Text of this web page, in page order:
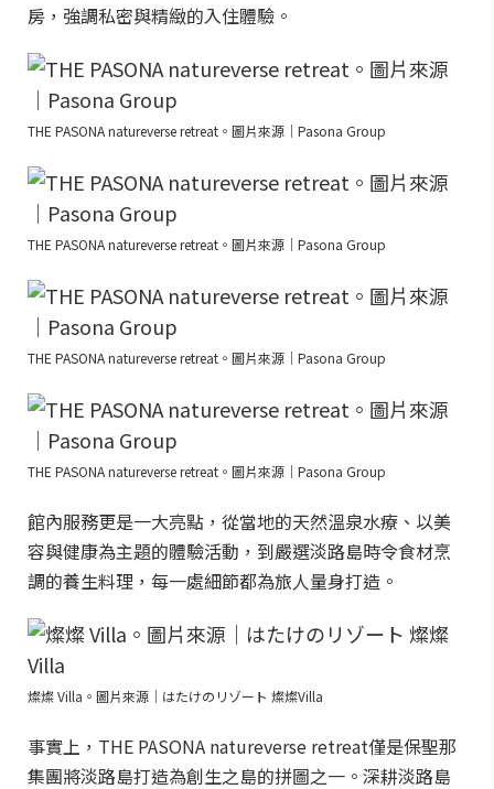
房，強調私密與精緻的入住體驗。
THE PASONA natureverse retreat。圖片來源｜Pasona Group
THE PASONA natureverse retreat。圖片來源｜Pasona Group
THE PASONA natureverse retreat。圖片來源｜Pasona Group
THE PASONA natureverse retreat。圖片來源｜Pasona Group
館內服務更是一大亮點，從當地的天然溫泉水療、以美
容與健康為主題的體驗活動，到嚴選淡路島時令食材烹
調的養生料理，每一處細節都為旅人量身打造。
燦燦 Villa。圖片來源｜はたけのリゾート 燦燦Villa
事實上，THE PASONA natureverse retreat僅是保聖那
集團將淡路島打造為創生之島的拼圖之一。深耕淡路島